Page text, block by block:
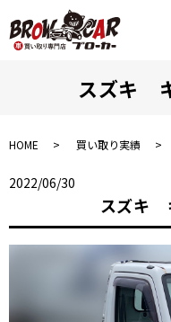
スズキ
HOME 買い取り実績
2022/06/30
スズキ